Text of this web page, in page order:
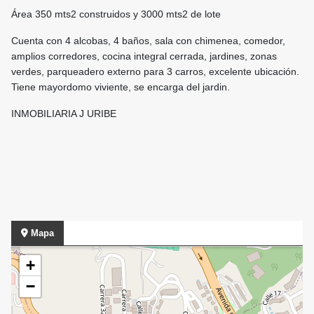
Área 350 mts2 construidos y 3000 mts2 de lote
Cuenta con 4 alcobas, 4 baños, sala con chimenea, comedor,
amplios corredores, cocina integral cerrada, jardines, zonas
verdes, parqueadero externo para 3 carros, excelente ubicación.
Tiene mayordomo viviente, se encarga del jardin.
INMOBILIARIA J URIBE
Mapa
+
−